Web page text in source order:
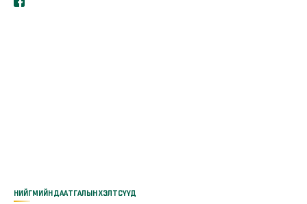
НИЙГМИЙН ДААТГАЛЫН ХЭЛТСҮҮД